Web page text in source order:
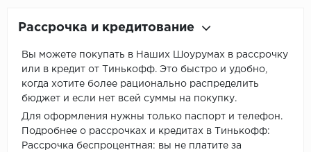
Рассрочка и кредитование
Вы можете покупать в Наших Шоурумах в рассрочку
или в кредит от Тинькофф. Это быстро и удобно,
когда хотите более рационально распределить
бюджет и если нет всей суммы на покупку.
Для оформления нужны только паспорт и телефон.
Подробнее о рассрочках и кредитах в Тинькофф:
Рассрочка беспроцентная: вы не платите за